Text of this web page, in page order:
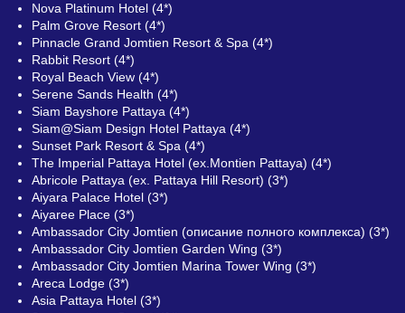
Nova Platinum Hotel (4*)
Palm Grove Resort (4*)
Pinnacle Grand Jomtien Resort & Spa (4*)
Rabbit Resort (4*)
Royal Beach View (4*)
Serene Sands Health (4*)
Siam Bayshore Pattaya (4*)
Siam@Siam Design Hotel Pattaya (4*)
Sunset Park Resort & Spa (4*)
The Imperial Pattaya Hotel (ex.Montien Pattaya) (4*)
Abricole Pattaya (ex. Pattaya Hill Resort) (3*)
Aiyara Palace Hotel (3*)
Aiyaree Place (3*)
Ambassador City Jomtien (описание полного комплекса) (3*)
Ambassador City Jomtien Garden Wing (3*)
Ambassador City Jomtien Marina Tower Wing (3*)
Areca Lodge (3*)
Asia Pattaya Hotel (3*)